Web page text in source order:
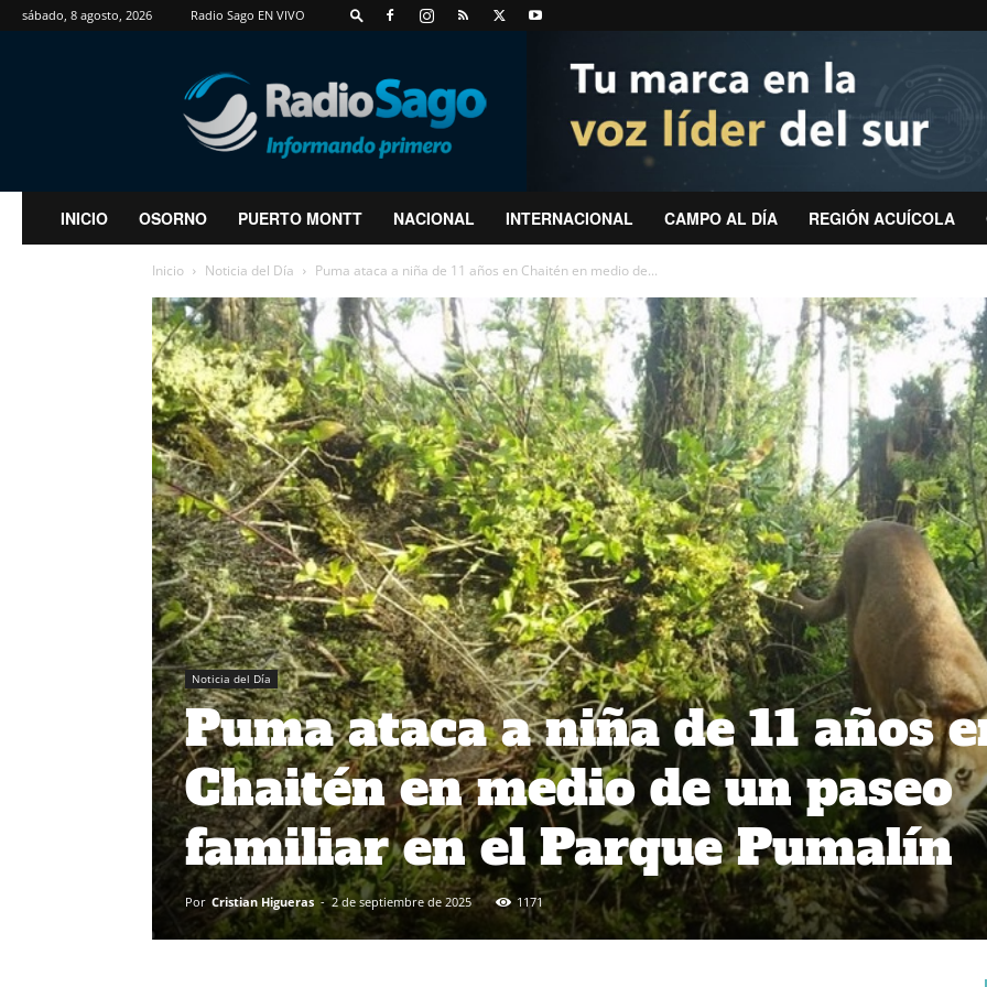
sábado, 8 agosto, 2026 Radio Sago EN VIVO
RadioSago
INICIO OSORNO PUERTO MONTT NACIONAL INTERNACIONAL CAMPO AL DÍA REGIÓN ACUÍCOLA
Inicio Noticia del Día Puma ataca a niña de 11 años en Chaitén en medio de...
Noticia del Día
Puma ataca a niña de 11 años
Chaitén en medio de un paseo
familiar en el Parque Pumalín
Por Cristian Higueras - 2 de septiembre de 2025 1171